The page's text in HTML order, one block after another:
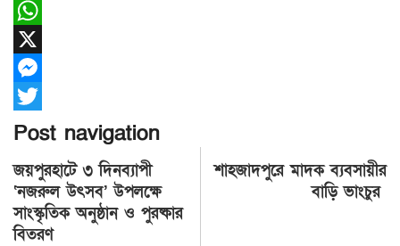
Facebook
WhatsApp
X
Messenger
Twitter
Post navigation
জয়পুরহাটে ৩ দিনব্যাপী
‘নজরুল উৎসব’ উপলক্ষে
সাংস্কৃতিক অনুষ্ঠান ও পুরষ্কার
বিতরণ
শাহজাদপুরে মাদক ব্যবসায়ীর
বাড়ি ভাংচুর